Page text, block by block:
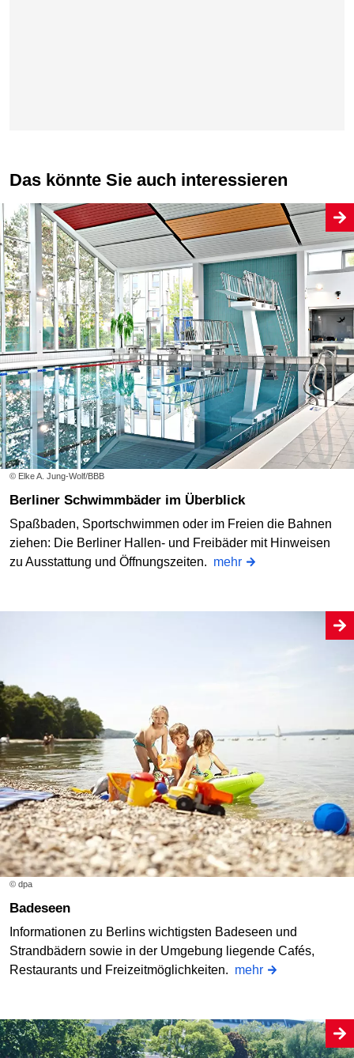
Das könnte Sie auch interessieren
© Elke A. Jung-Wolf/BBB
Berliner Schwimmbäder im Überblick
Spaßbaden, Sportschwimmen oder im Freien die Bahnen
ziehen: Die Berliner Hallen- und Freibäder mit Hinweisen
zu Ausstattung und Öffnungszeiten. mehr
© dpa
Badeseen
Informationen zu Berlins wichtigsten Badeseen und
Strandbädern sowie in der Umgebung liegende Cafés,
Restaurants und Freizeitmöglichkeiten. mehr